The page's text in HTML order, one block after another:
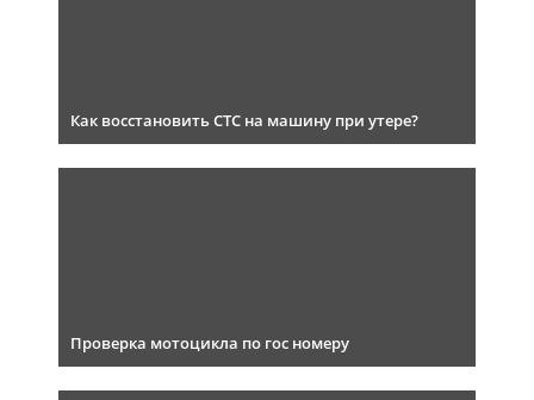
Как восстановить СТС на машину при утере?
Проверка мотоцикла по гос номеру